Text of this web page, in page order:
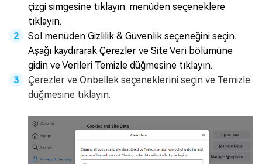
çizgi simgesine tıklayın. menüden seçeneklere
tıklayın.
Sol menüden Gizlilik & Güvenlik seçeneğini seçin.
Aşağı kaydırarak Çerezler ve Site Veri bölümüne
gidin ve Verileri Temizle düğmesine tıklayın.
Çerezler ve Önbellek seçeneklerini seçin ve Temizle
düğmesine tıklayın.